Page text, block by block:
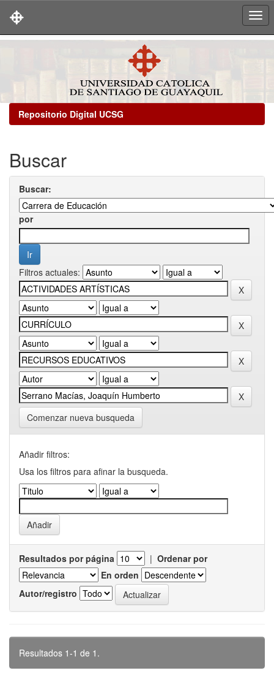
Repositorio Digital UCSG
Buscar
Buscar:
por
Filtros actuales:
Comenzar nueva busqueda
Añadir filtros:
Usa los filtros para afinar la busqueda.
Resultados por página | Ordenar por
En orden
Autor/registro
Resultados 1-1 de 1.